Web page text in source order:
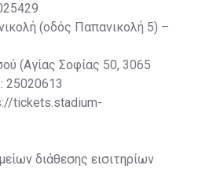
(οδός Παπανικολή 5) –
(Αγίας Σοφίας 50, 3065
25020613
tickets.stadium-
διάθεσης εισιτηρίων